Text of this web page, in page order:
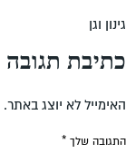
גינון וגן
כתיבת תגובה
האימייל לא יוצג באתר.
התגובה שלך *